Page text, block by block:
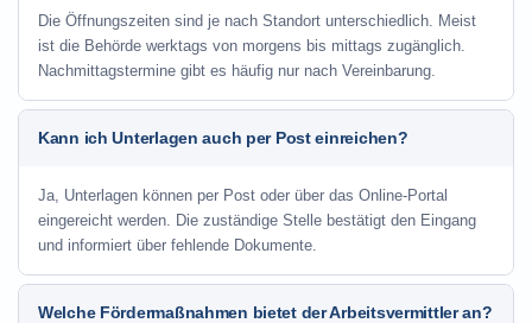
Die Öffnungszeiten sind je nach Standort unterschiedlich. Meist
ist die Behörde werktags von morgens bis mittags zugänglich.
Nachmittagstermine gibt es häufig nur nach Vereinbarung.
Kann ich Unterlagen auch per Post einreichen?
Ja, Unterlagen können per Post oder über das Online-Portal
eingereicht werden. Die zuständige Stelle bestätigt den Eingang
und informiert über fehlende Dokumente.
Welche Fördermaßnahmen bietet der Arbeitsvermittler an?